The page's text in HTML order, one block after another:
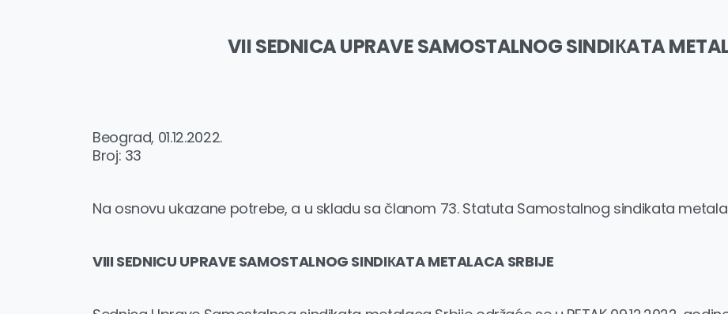
VII SEDNICA UPRAVE SAMOSTALNOG SINDIКATA
Beograd, 01.12.2022.
Broj: 33
Na osnovu ukazane potrebe, a u skladu sa članom 73. Statuta Samostalnog sindikata
VIII SEDNICU UPRAVE SAMOSTALNOG SINDIКATA METALACA SRBIJE